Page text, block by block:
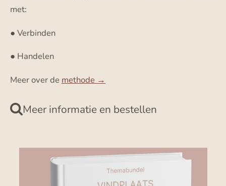
met:
● Verbinden
● Handelen
Meer over de methode →
Meer informatie en bestellen